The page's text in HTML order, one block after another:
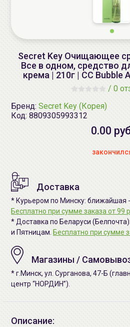
Secret Key Очищающее
Все в одном, средство
крема | 210г | CC Bubble
/ 0
Бренд: Secret Key (Корея)
Код: 8809305993312
0.00
Доставка
* Курьером по Минску: ближайшая -
Бесплатно при сумме заказа от 99
* Доставка по Беларуси
и Пятницам. Бесплатно при сумме
Магазины /
* г.Минск, ул. Сурганова, 47-Б
центр “НОРДИН”).
Описание: